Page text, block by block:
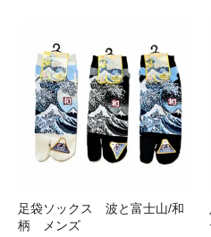
足袋ソックス 波と富士山/和
柄 メンズ